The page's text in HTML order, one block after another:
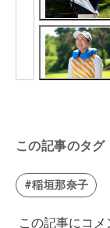
この記事のタグ
#稲垣那奈子